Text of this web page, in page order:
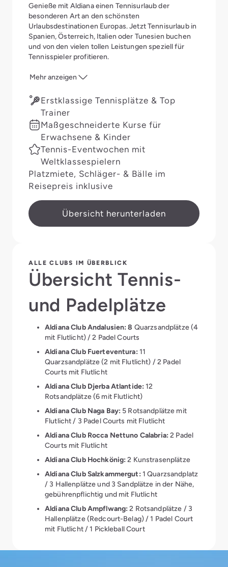
Genieße mit Aldiana einen Tennisurlaub der
besonderen Art an den schönsten
Urlaubsdestinationen Europas. Jetzt Tennisurlaub in
Spanien, Österreich, Italien oder Tunesien buchen
und von den vielen tollen Leistungen speziell für
Tennisspieler profitieren.
Mehr anzeigen
Erstklassige Tennisplätze & Top
Trainer
Maßgeschneiderte Kurse für
Erwachsene & Kinder
Tennis-Eventwochen mit
Weltklassespielern
Platzmiete, Schläger- & Bälle im
Reisepreis inklusive
Übersicht herunterladen
ALLE CLUBS IM ÜBERBLICK
Übersicht Tennis-
und Padelplätze
Aldiana Club Andalusien: 8 Quarzsandplätze (4
mit Flutlicht) / 2 Padel Courts
Aldiana Club Fuerteventura: 11
Quarzsandplätze (2 mit Flutlicht) / 2 Padel
Courts mit Flutlicht
Aldiana Club Djerba Atlantide:12
Rotsandplätze (6 mit Flutlicht)
Aldiana Club Naga Bay: 5 Rotsandplätze mit
Flutlicht / 3 Padel Courts mit Flutlicht
Aldiana Club Rocca Nettuno Calabria:2 Padel
Courts mit Flutlicht
Aldiana Club Hochkönig:2 Kunstrasenplätze
Aldiana Club Salzkammergut: 1 Quarzsandplatz
/ 3 Hallenplätze und 3 Sandplätze in der Nähe,
gebührenpflichtig und mit Flutlicht
Aldiana Club Ampflwang:2 Rotsandplätze / 3
Hallenplätze (Redcourt-Belag) / 1 Padel Court
mit Flutlicht / 1 Pickleball Court